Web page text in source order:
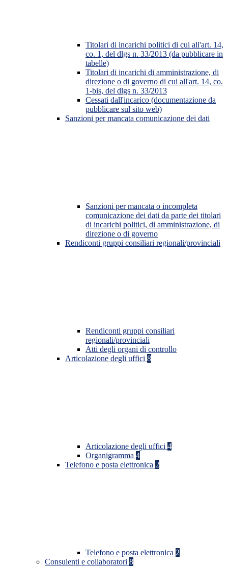
Titolari di incarichi politici di cui all'art. 14,
co. 1, del dlgs n. 33/2013 (da pubblicare in
tabelle)
Titolari di incarichi di amministrazione, di
direzione o di governo di cui all'art. 14, co.
1-bis, del dlgs n. 33/2013
Cessati dall'incarico (documentazione da
pubblicare sul sito web)
Sanzioni per mancata comunicazione dei dati
Sanzioni per mancata o incompleta
comunicazione dei dati da parte dei titolari
di incarichi politici, di amministrazione, di
direzione o di governo
Rendiconti gruppi consiliari regionali/provinciali
Rendiconti gruppi consiliari
regionali/provinciali
Atti degli organi di controllo
Articolazione degli uffici 8
Articolazione degli uffici 4
Organigramma 4
Telefono e posta elettronica 2
Telefono e posta elettronica 2
Consulenti e collaboratori 8